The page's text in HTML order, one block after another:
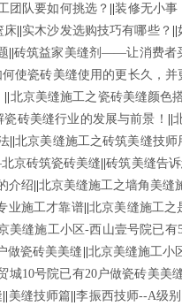
团队要如何挑选？ ||装修无小事
床|| 实木沙发选购技巧有哪些？
砖筑益家美缝剂——让消费者
何使瓷砖美缝使用的更长久，并
北京美缝施工之瓷砖美缝颜色
砖美缝行业的发展与前景！
|| 北京美缝施工之砖筑美缝技师
京砖筑瓷砖美缝 ||砖筑美缝告
介绍 北京美缝施工之墙角美缝
业施工才靠谱|| 北京美缝施工之
美缝施工小区-西山壹号院已有
做瓷砖美美缝 北京美缝施工小
城10号院已有20户做瓷砖美美
美缝技师篇 ||李振西技师--A级